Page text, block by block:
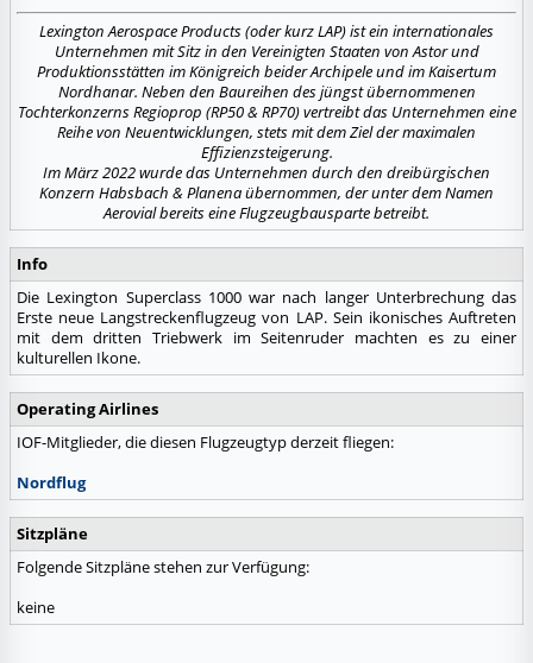
Info
Die Lexington Superclass 1000 war nach langer Unterbrechung das
Erste neue Langstreckenflugzeug von LAP. Sein ikonisches Auftreten
mit dem dritten Triebwerk im Seitenruder machten es zu einer
kulturellen Ikone.
Operating Airlines
IOF-Mitglieder, die diesen Flugzeugtyp derzeit fliegen:
Nordflug
Sitzpläne
Folgende Sitzpläne stehen zur Verfügung:
keine
Lexington Aerospace Products (oder kurz LAP) ist ein internationales
Unternehmen mit Sitz in den Vereinigten Staaten von Astor und
Produktionsstätten im Königreich beider Archipele und im Kaisertum
Nordhanar. Neben den Baureihen des jüngst übernommenen
Tochterkonzerns Regioprop (RP50 & RP70) vertreibt das Unternehmen eine
Reihe von Neuentwicklungen, stets mit dem Ziel der maximalen
Effizienzsteigerung.
Im März 2022 wurde das Unternehmen durch den dreibürgischen
Konzern Habsbach & Planena übernommen, der unter dem Namen
Aerovial bereits eine Flugzeugbausparte betreibt.